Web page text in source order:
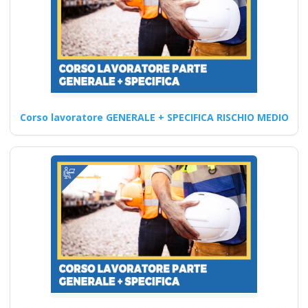
rspp datore di lavoro
Migliorare le competenze
professionali attraverso i corsi
specifici sulla sicurezza in
azienda…
Quali sono le
responsabilità dei
lavoratori in
relazione
all'aggiornamento
del RSPP?
Corso lavoratore GENERALE + SPECIFICA RISCHIO MEDIO